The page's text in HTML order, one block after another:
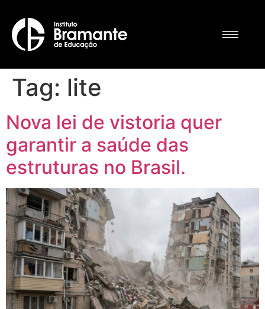
Tag: lite
Nova lei de vistoria quer
garantir a saúde das
estruturas no Brasil.